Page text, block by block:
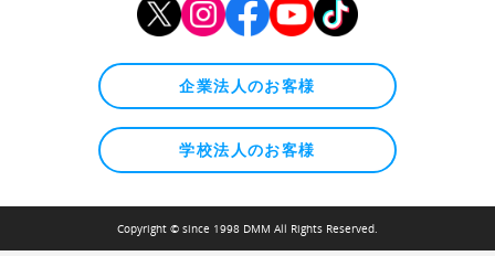
企業法人のお客様
学校法人のお客様
Copyright © since 1998 DMM All Rights Reserved.